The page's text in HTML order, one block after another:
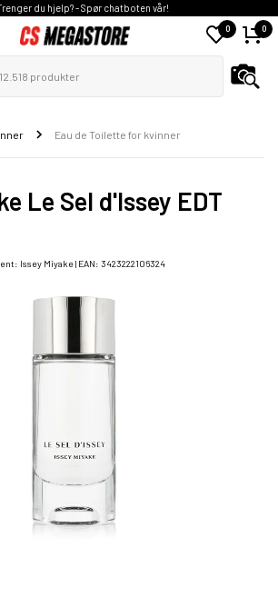
du hjelp? - Spør chatboten vår!
0 0
Eau de Toilette for kvinner
Le Sel d'Issey EDT
Issey Miyake| EAN: 3423222106324